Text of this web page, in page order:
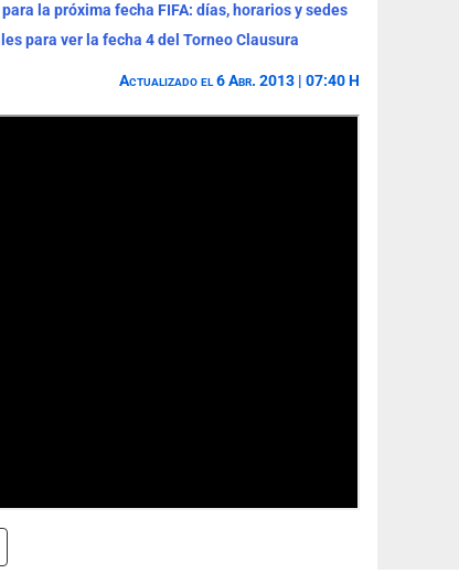
la próxima fecha FIFA: días, horarios y sedes
para ver la fecha 4 del Torneo Clausura
Actualizado el 6 Abr. 2013 | 07:40 H